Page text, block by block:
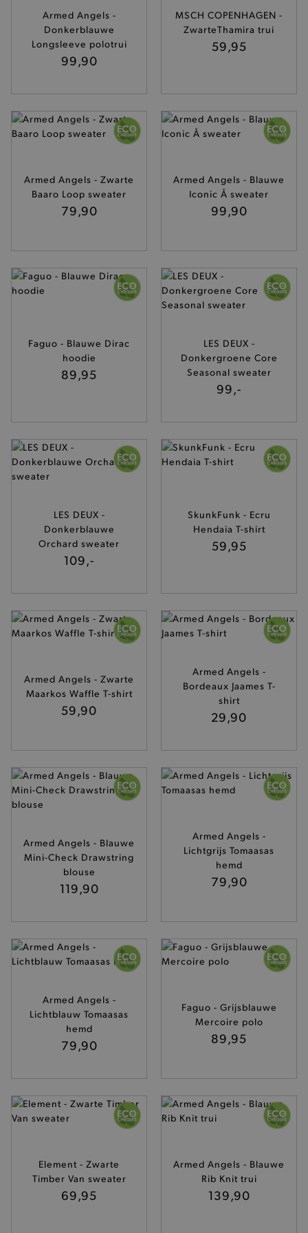
Armed Angels -
Donkerblauwe
Longsleeve polotrui
99,90
MSCH COPENHAGEN -
ZwarteThamira trui
59,95
Armed Angels - Zwarte
Baaro Loop sweater
79,90
Armed Angels - Blauwe
Iconic Å sweater
99,90
Faguo - Blauwe Dirac
hoodie
89,95
LES DEUX -
Donkergroene Core
Seasonal sweater
99,-
LES DEUX -
Donkerblauwe
Orchard sweater
109,-
SkunkFunk - Ecru
Hendaia T-shirt
59,95
Armed Angels - Zwarte
Maarkos Waffle T-shirt
59,90
Armed Angels -
Bordeaux Jaames T-
shirt
29,90
Armed Angels - Blauwe
Mini-Check Drawstring
blouse
119,90
Armed Angels -
Lichtgrijs Tomaasas
hemd
79,90
Armed Angels -
Lichtblauw Tomaasas
hemd
79,90
Faguo - Grijsblauwe
Mercoire polo
89,95
Element - Zwarte
Timber Van sweater
69,95
Armed Angels - Blauwe
Rib Knit trui
139,90
mage-cache-sessid
Adobe Inc.
www.brooklyn.be
mage-cache-storage-section-
invalidation
Adobe Inc.
www.brooklyn.be
last_visited_store .www.brooklyn.be
__zlcmid
Zendesk Inc.
mage-cache-storage
www.brooklyn.be
recently_compared_product
Adobe Inc.
www.brooklyn.be
Adobe Inc.
www.brooklyn.be
CookieScriptConsent
CookieScript
recently_compared_product_previous
Adobe Inc.
form_key
Adobe Inc.
.www.brooklyn.be
recently_viewed_product
Adobe Inc.
www.brooklyn.be
recently_viewed_product_previous
Adobe Inc.
www.brooklyn.be
PHPSESSID
PHP.net
.www.brooklyn.be